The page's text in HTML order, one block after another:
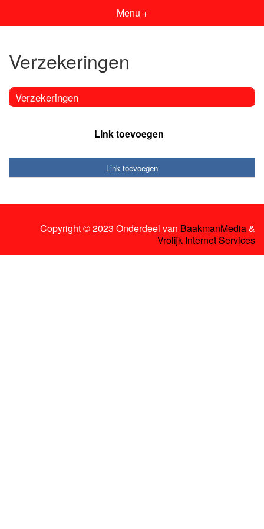
Menu +
Verzekeringen
Verzekeringen
Link toevoegen
Link toevoegen
Copyright © 2023 Onderdeel van BaakmanMedia&
Vrolijk Internet Services